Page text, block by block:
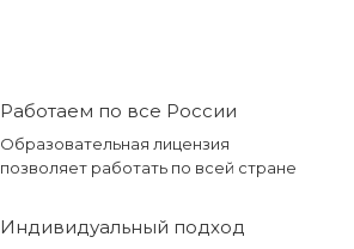
Работаем по все России
Образовательная лицензия
позволяет работать по всей стране
Индивидуальный подход